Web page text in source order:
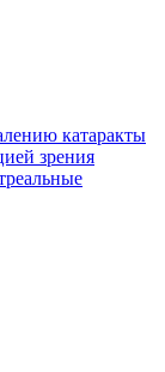
катаракты
зрения